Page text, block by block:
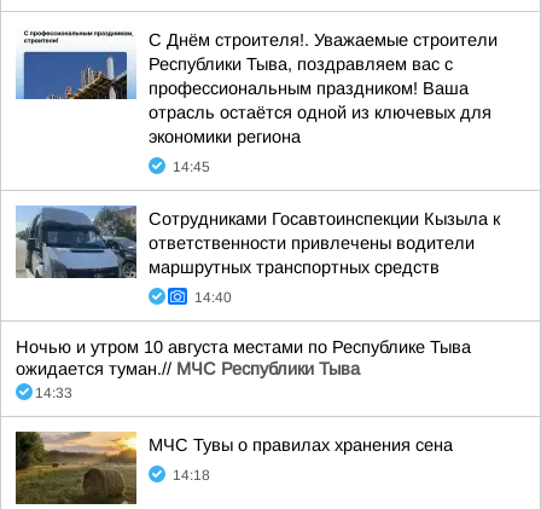
С Днём строителя!. Уважаемые строители
Республики Тыва, поздравляем вас с
профессиональным праздником! Ваша
отрасль остаётся одной из ключевых для
экономики региона
14:45
Сотрудниками Госавтоинспекции Кызыла к
ответственности привлечены водители
маршрутных транспортных средств
14:40
Ночью и утром 10 августа местами по Республике Тыва
ожидается туман.// МЧС Республики Тыва
14:33
МЧС Тувы о правилах хранения сена
14:18